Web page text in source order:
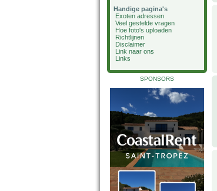
Handige pagina's
Exoten adressen
Veel gestelde vragen
Hoe foto's uploaden
Richtlijnen
Disclaimer
Link naar ons
Links
SPONSORS